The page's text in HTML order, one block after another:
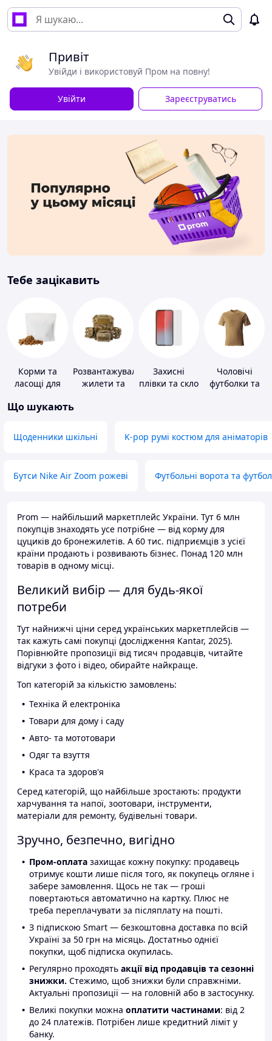
Привіт
Увійди і використовуй Пром на повну!
Увійти Зареєструватись
Тебе зацікавить
Корми та
ласощі для
тварин і
Розвантажувальні
жилети та
Захисні
плівки та скло
Чоловічі
футболки та
Що шукають
Щоденники шкільні K-pop румі костюм для аніматорів
Бутси Nike Air Zoom рожеві Футбольні ворота та
Prom — найбільший маркетплейс України. Тут 6 млн
покупців знаходять усе потрібне — від корму для
цуциків до бронежилетів. А 60 тис. підприємців з усієї
країни продають і розвивають бізнес. Понад 120 млн
товарів в одному місці.
Великий вибір — для будь-якої
потреби
Тут найнижчі ціни серед українських маркетплейсів —
так кажуть самі покупці (дослідження Kantar, 2025).
Порівнюйте пропозиції від тисяч продавців, читайте
відгуки з фото і відео, обирайте найкраще.
Топ категорій за кількістю замовлень:
Техніка й електроніка
Товари для дому і саду
Авто- та мототовари
Одяг та взуття
Краса та здоров'я
Серед категорій, що найбільше зростають: продукти
харчування та напої, зоотовари, інструменти,
матеріали для ремонту, будівельні товари.
Зручно, безпечно, вигідно
Пром-оплата захищає кожну покупку: продавець
отримує кошти лише після того, як покупець огляне і
забере замовлення. Щось не так — гроші
повертаються автоматично на картку. Плюс не
треба переплачувати за післяплату на пошті.
З підпискою Smart — безкоштовна доставка по всій
Україні за 50 грн на місяць. Достатньо однієї
покупки, щоб підписка окупилась.
Регулярно проходять акції від продавців та сезонні
знижки. Стежимо, щоб знижки були справжніми.
Актуальні пропозиції — на головній або в застосунку.
Великі покупки можна оплатити частинами: від 2
до 24 платежів. Потрібен лише кредитний ліміт у
банку.